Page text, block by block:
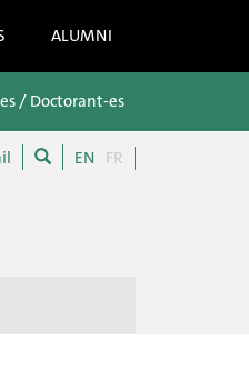
ALUMNI
EN FR
/ Doctorant-es